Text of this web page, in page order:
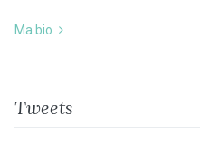
Ma bio
Tweets